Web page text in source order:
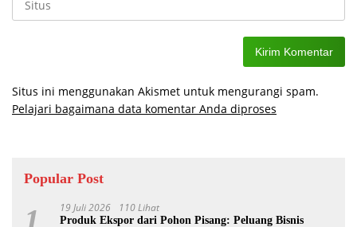
Situs ini menggunakan Akismet untuk mengurangi spam.
Pelajari bagaimana data komentar Anda diproses
Popular Post
19 Juli 2026 110 Lihat
Produk Ekspor dari Pohon Pisang: Peluang Bisnis